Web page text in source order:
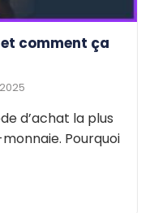
comment ça
d’achat la plus
Pourquoi